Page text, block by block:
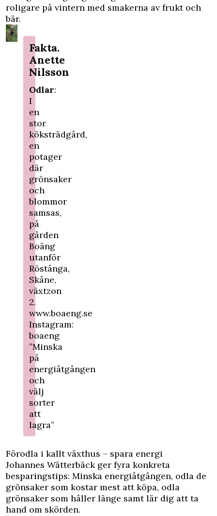
roligare på vintern med smakerna av frukt och
bär.
Fakta.
Anette
Nilsson
Odlar:
I
en
stor
köksträdgård,
en
potager
där
grönsaker
och
blommor
samsas,
på
gården
Boäng
utanför
Röstånga,
Skåne,
växtzon
2.
www.boaeng.se
Instagram:
boaeng
”Minska
på
energiåtgången
och
välj
sorter
att
lagra”
Förodla i kallt växthus – spara energi
Johannes Wätterbäck ger fyra konkreta
besparingstips: Minska energiåtgången, odla de
grönsaker som kostar mest att köpa, odla
grönsaker som håller länge samt lär dig att ta
hand om skörden.